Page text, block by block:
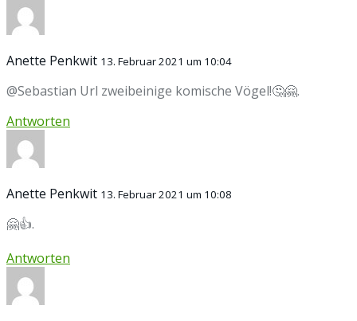
Anette Penkwit 13. Februar 2021 um 10:04
@Sebastian Url zweibeinige komische Vögel!🤔🤗.
Antworten
Anette Penkwit 13. Februar 2021 um 10:08
🤗👍.
Antworten